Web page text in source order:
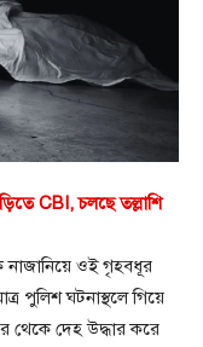
CBI, চলছে তল্লাশি
নাজানিয়ে ওই গৃহবধূর
পুলিশ ঘটনাস্থলে গিয়ে
থেকে দেহ উদ্ধার করে